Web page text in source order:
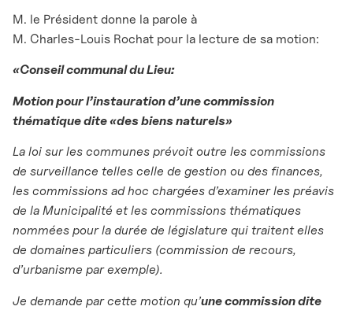
M. le Président donne la parole à
M. Charles-Louis Rochat pour la lecture de sa motion:
«Conseil communal du Lieu:
Motion pour l’instauration d’une commission
thématique dite «des biens naturels»
La loi sur les communes prévoit outre les commissions
de surveillance telles celle de gestion ou des finances,
les commissions ad hoc chargées d’examiner les préavis
de la Municipalité et les commissions thématiques
nommées pour la durée de législature qui traitent elles
de domaines particuliers (commission de recours,
d’urbanisme par exemple).
Je demande par cette motion qu’une commission dite